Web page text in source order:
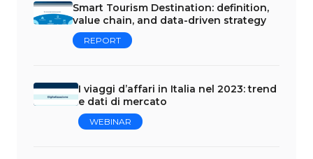
Smart Tourism Destination: definition,
value chain, and data-driven strategy
REPORT
I viaggi d’affari in Italia nel 2023: trend
e dati di mercato
WEBINAR